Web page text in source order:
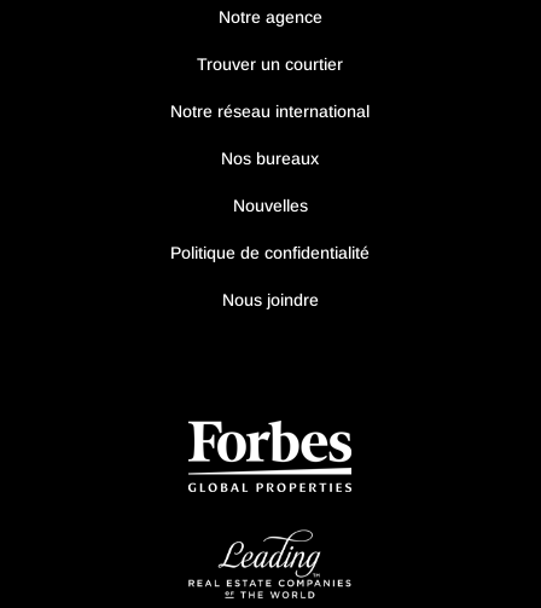
Notre agence
Trouver un courtier
Notre réseau international
Nos bureaux
Nouvelles
Politique de confidentialité
Nous joindre